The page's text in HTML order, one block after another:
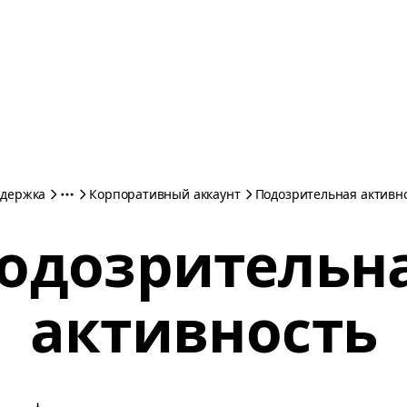
Корпоративный аккаунт Подозрительная
активность